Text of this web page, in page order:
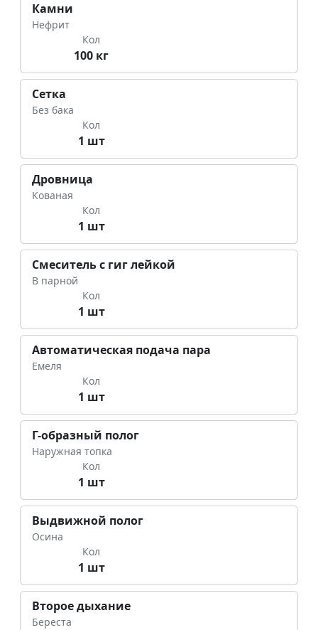
Камни
Нефрит
Кол
100 кг
Сетка
Без бака
Кол
1 шт
Дровница
Кованая
Кол
1 шт
Смеситель с гиг лейкой
В парной
Кол
1 шт
Автоматическая подача пара
Емеля
Кол
1 шт
Г-образный полог
Наружная топка
Кол
1 шт
Выдвижной полог
Осина
Кол
1 шт
Второе дыхание
Береста